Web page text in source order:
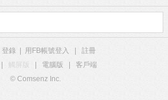
登錄 用FB帳號登入
註冊
觸屏版 電腦版
客戶端
© Comsenz Inc.